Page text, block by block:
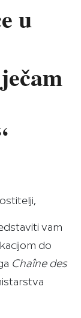
u
vam
do
Chaîne des